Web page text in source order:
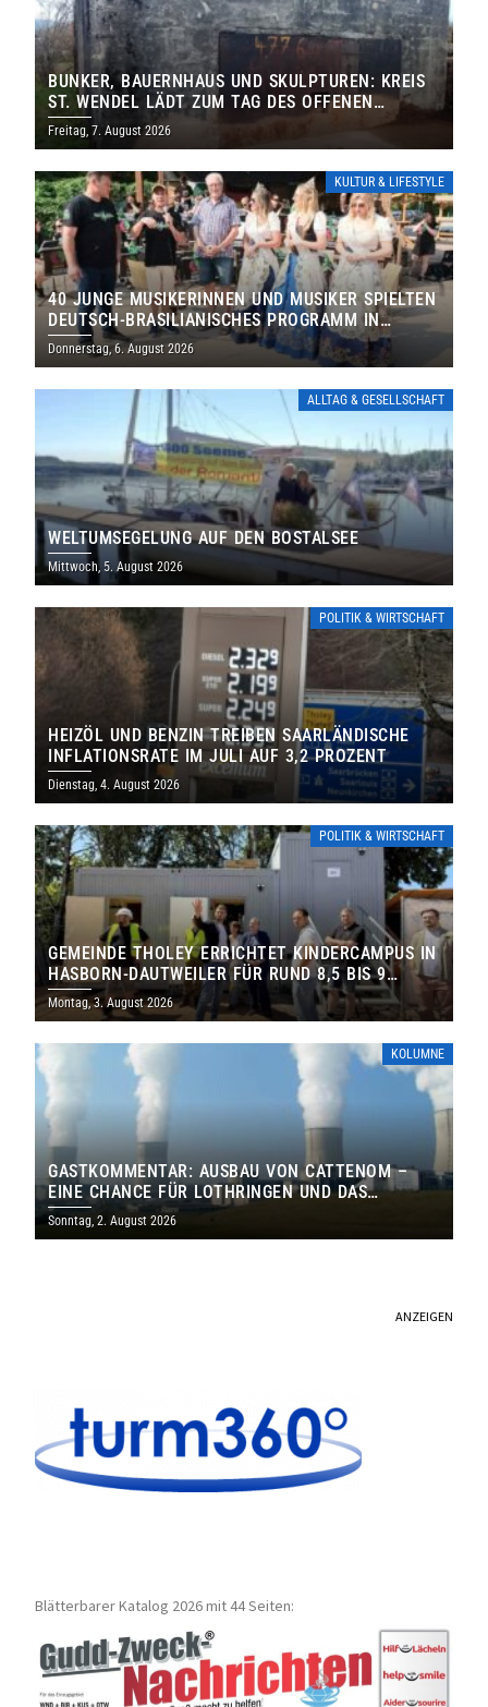
BUNKER, BAUERNHAUS UND SKULPTUREN: KREIS
ST. WENDEL LÄDT ZUM TAG DES OFFENEN
DENKMALS EIN
Freitag, 7. August 2026
KULTUR & LIFESTYLE
40 JUNGE MUSIKERINNEN UND MUSIKER SPIELTEN
DEUTSCH-BRASILIANISCHES PROGRAMM IN
THOLEY
Donnerstag, 6. August 2026
ALLTAG & GESELLSCHAFT
WELTUMSEGELUNG AUF DEN BOSTALSEE
Mittwoch, 5. August 2026
POLITIK & WIRTSCHAFT
HEIZÖL UND BENZIN TREIBEN SAARLÄNDISCHE
INFLATIONSRATE IM JULI AUF 3,2 PROZENT
Dienstag, 4. August 2026
POLITIK & WIRTSCHAFT
GEMEINDE THOLEY ERRICHTET KINDERCAMPUS IN
HASBORN-DAUTWEILER FÜR RUND 8,5 BIS 9
MILLIONEN EURO
Montag, 3. August 2026
KOLUMNE
GASTKOMMENTAR: AUSBAU VON CATTENOM –
EINE CHANCE FÜR LOTHRINGEN UND DAS
SAARLAND
Sonntag, 2. August 2026
ANZEIGEN
Blätterbarer Katalog 2026 mit 44 Seiten: